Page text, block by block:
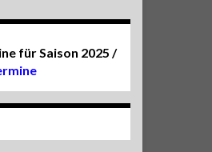
für Saison 2025 /